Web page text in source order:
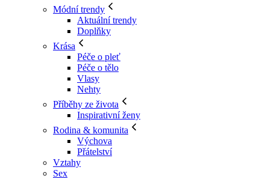
Módní trendy
Aktuální trendy
Doplňky
Krása
Péče o pleť
Péče o tělo
Vlasy
Nehty
Příběhy ze života
Inspirativní ženy
Rodina & komunita
Výchova
Přátelství
Vztahy
Sex